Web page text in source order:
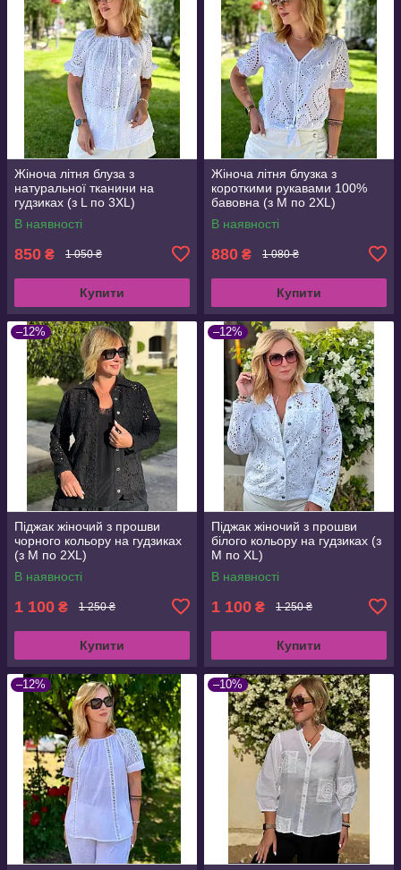
Жіноча літня блуза з
натуральної тканини на
гудзиках (з L по 3XL)
В наявності
850 ₴ 1 050 ₴
Купити
Жіноча літня блузка з
короткими рукавами 100%
бавовна (з M по 2XL)
В наявності
880 ₴ 1 080 ₴
Купити
–12%
Піджак жіночий з прошви
чорного кольору на гудзиках
(з M по 2XL)
В наявності
1 100 ₴ 1 250 ₴
Купити
–12%
Піджак жіночий з прошви
білого кольору на гудзиках (з
M по XL)
В наявності
1 100 ₴ 1 250 ₴
Купити
–12% –10%